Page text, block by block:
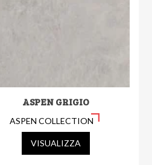
ASPEN GRIGIO
ASPEN COLLECTION
VISUALIZZA